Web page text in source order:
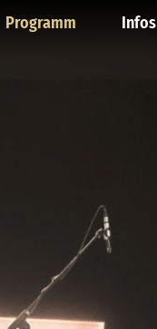
Programm Infos